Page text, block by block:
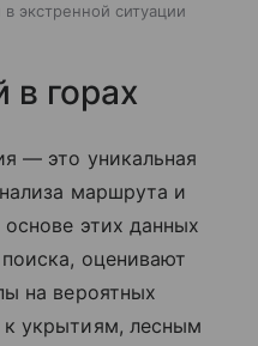
экстренной ситуации
горах
— это уникальная
маршрута и
этих данных
оценивают
на вероятных
укрытиям, лесным